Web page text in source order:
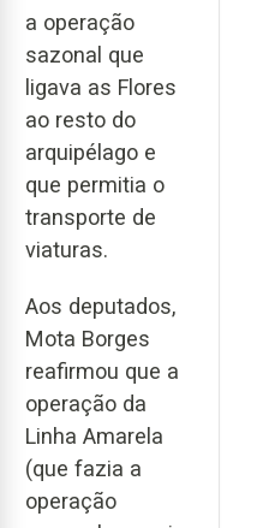
a operação
sazonal que
ligava as Flores
ao resto do
arquipélago e
que permitia o
transporte de
viaturas.
Aos deputados,
Mota Borges
reafirmou que a
operação da
Linha Amarela
(que fazia a
operação